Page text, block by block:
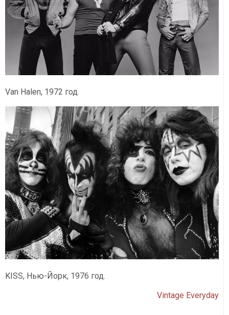
Van Halen, 1972 год.
KISS, Нью-Йорк, 1976 год.
Vintage Everyday